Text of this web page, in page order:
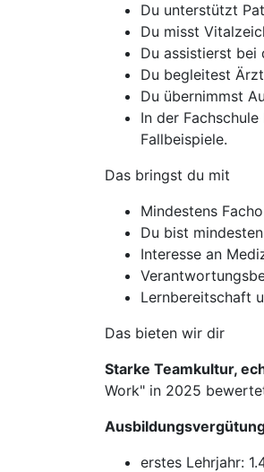
Du unterstützt
Du misst
Du assistierst bei
Du begleitest
Du übernimmst
In der
Fallbeispiele.
Das bringst du mit
Mindestens
Du bist
Interesse an
Lernbereitschaft
Das bieten wir dir
Starke Teamkultur,
Work" in 2025
erstes Lehrjahr: